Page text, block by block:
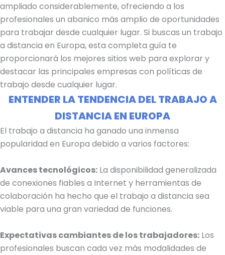
ampliado considerablemente, ofreciendo a los
profesionales un abanico más amplio de oportunidades
para trabajar desde cualquier lugar. Si buscas un trabajo
a distancia en Europa, esta completa guía te
proporcionará los mejores sitios web para explorar y
destacar las principales empresas con políticas de
trabajo desde cualquier lugar.
ENTENDER LA TENDENCIA DEL TRABAJO A
DISTANCIA EN EUROPA
El trabajo a distancia ha ganado una inmensa
popularidad en Europa debido a varios factores:
Avances tecnológicos: La disponibilidad generalizada
de conexiones fiables a Internet y herramientas de
colaboración ha hecho que el trabajo a distancia sea
viable para una gran variedad de funciones.
Expectativas cambiantes de los trabajadores: Los
profesionales buscan cada vez más modalidades de